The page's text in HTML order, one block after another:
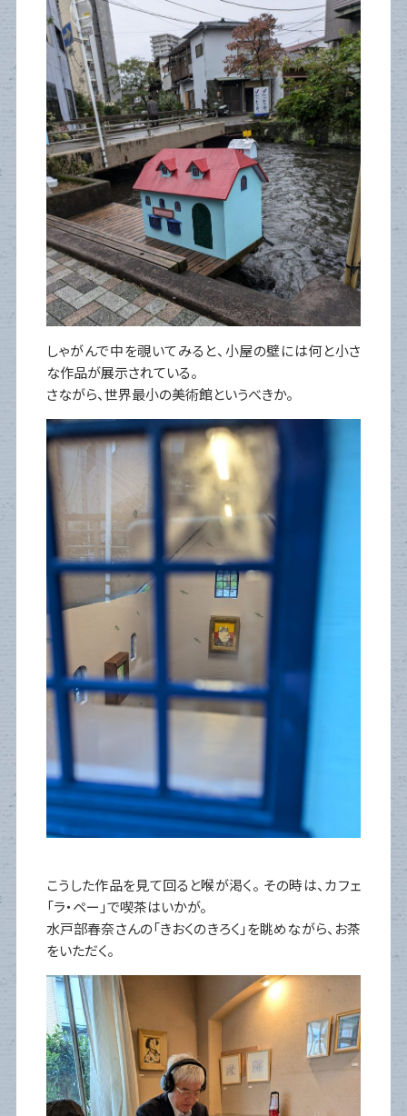
しゃがんで中を覗いてみると、小屋の壁には何と小さ
な作品が展示されている。
さながら、世界最小の美術館というべきか。
こうした作品を見て回ると喉が渇く。 その時は、カフェ
「ラ・ペー」で喫茶はいかが。
水戸部春奈さんの「きおくのきろく」を眺めながら、お茶
をいただく。